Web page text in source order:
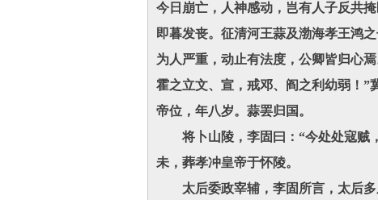
今日崩亡，人神感动，岂有人子反共
即暮发丧。征清河王蒜及渤海孝王鸿
为人严重，动止有法度，公卿皆归心
霍之立文、宣，戒邓、阎之利幼弱！”
帝位，年八岁。蒜罢归国。
将卜山陵，李固曰：“今处处寇贼，
未，葬孝冲皇帝于怀陵。
太后委政宰辅，李固所言，太后多